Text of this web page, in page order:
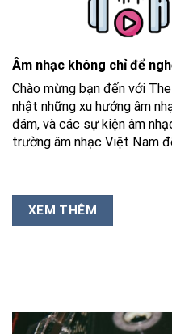
Âm nhạc không chỉ để
Chào mừng bạn đến với
nhật những xu hướng âm
đám, và các sự kiện âm
trường âm nhạc Việt Nam
XEM THÊM